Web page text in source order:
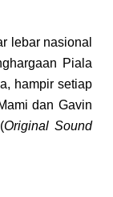
lebar nasional
Piala
hampir setiap
dan Gavin
Original Sound